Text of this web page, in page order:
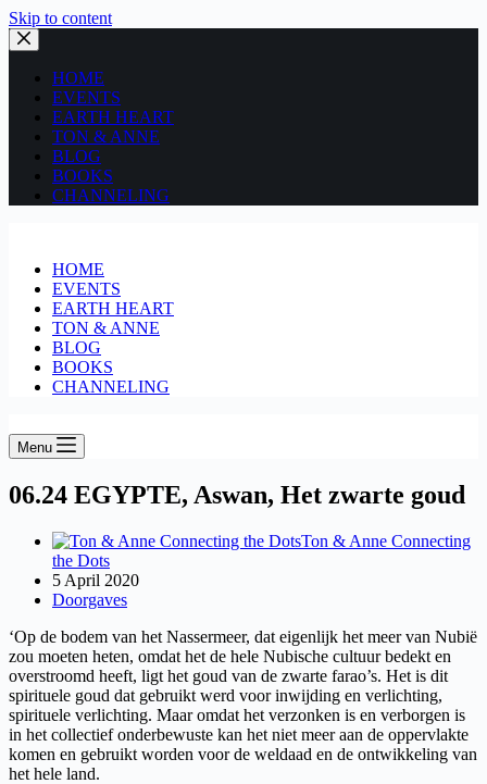
Skip to content
HOME
EVENTS
EARTH HEART
TON & ANNE
BLOG
BOOKS
CHANNELING
HOME
EVENTS
EARTH HEART
TON & ANNE
BLOG
BOOKS
CHANNELING
Menu
06.24 EGYPTE, Aswan, Het zwarte goud
Ton & Anne Connecting
the Dots
5 April 2020
Doorgaves
‘Op de bodem van het Nassermeer, dat eigenlijk het meer van Nubië
zou moeten heten, omdat het de hele Nubische cultuur bedekt en
overstroomd heeft, ligt het goud van de zwarte farao’s. Het is dit
spirituele goud dat gebruikt werd voor inwijding en verlichting,
spirituele verlichting. Maar omdat het verzonken is en verborgen is
in het collectief onderbewuste kan het niet meer aan de oppervlakte
komen en gebruikt worden voor de weldaad en de ontwikkeling van
het hele land.